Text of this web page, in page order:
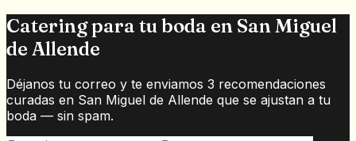
Catering para tu boda en San Miguel
de Allende
Déjanos tu correo y te enviamos 3 recomendaciones
curadas en San Miguel de Allende que se ajustan a tu
boda — sin spam.